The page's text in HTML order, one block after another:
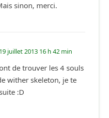
sinon, merci.
19 juillet 2013 16 h 42 min
de trouver les 4 souls
wither skeleton, je te
:D